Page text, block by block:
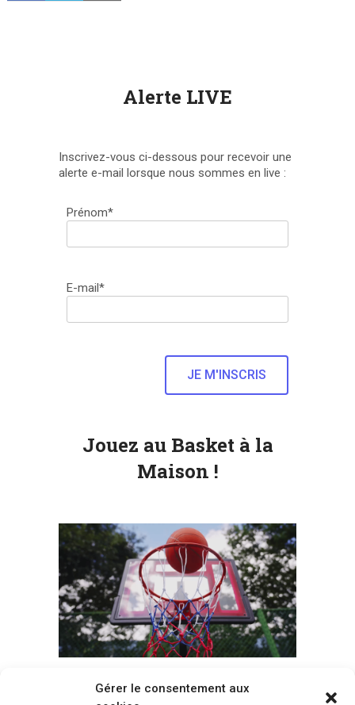
Gérer le consentement aux
Alerte LIVE
Inscrivez-vous ci-dessous pour recevoir une
alerte e-mail lorsque nous sommes en live :
Prénom*
E-mail*
Jouez au Basket à la
Maison !